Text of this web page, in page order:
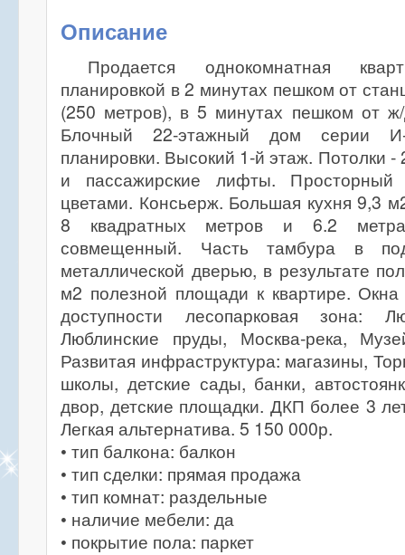
Описание
Продается однокомнатная
планировкой в 2 минутах пешком от
(250 метров), в 5 минутах пешком от
Блочный 22-этажный дом серии И-
планировки. Высокий 1-й этаж. Потолки -
и пассажирские лифты.
цветами. Консьерж. Большая кухня 9,3
8 квадратных метров и 6.2
совмещенный. Часть тамбура в
металлической дверью, в результате
м2 полезной площади к квартире.
доступности лесопарковая зона:
Люблинские пруды, Москва-река,
Развитая инфраструктура: магазины,
школы, детские сады, банки,
двор, детские площадки. ДКП более 3
Легкая альтернатива. 5 150 000р.
• тип балкона: балкон
• тип сделки: прямая продажа
• тип комнат: раздельные
• наличие мебели: да
• покрытие пола: паркет